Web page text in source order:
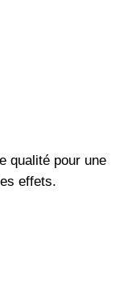
qualité pour une
effets.